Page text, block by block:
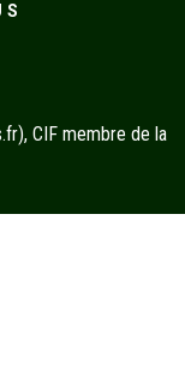
), CIF membre de la